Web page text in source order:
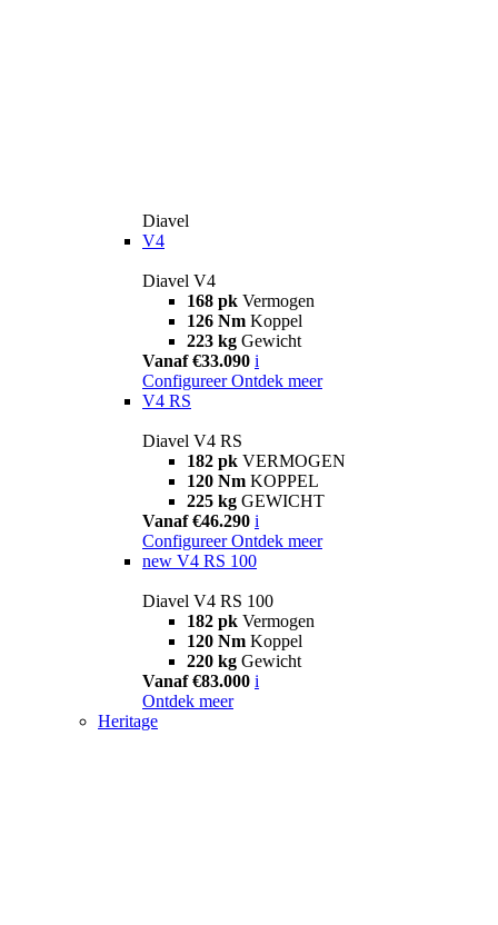
Diavel
V4
Diavel V4
168 pk Vermogen
126 Nm Koppel
223 kg Gewicht
Vanaf €33.090 i
Configureer Ontdek meer
V4 RS
Diavel V4 RS
182 pk VERMOGEN
120 Nm KOPPEL
225 kg GEWICHT
Vanaf €46.290 i
Configureer Ontdek meer
new V4 RS 100
Diavel V4 RS 100
182 pk Vermogen
120 Nm Koppel
220 kg Gewicht
Vanaf €83.000 i
Ontdek meer
Heritage